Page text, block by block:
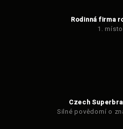
Rodinná firma
1. místo
Czech
Silné povědomí o